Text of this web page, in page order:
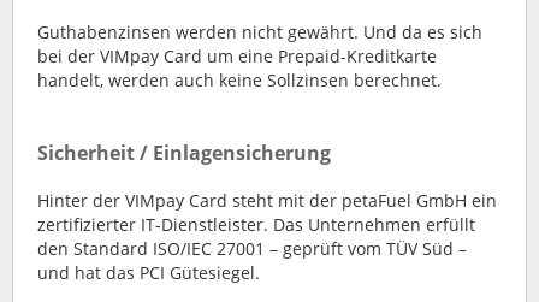
Guthabenzinsen werden nicht gewährt. Und da es sich
bei der VIMpay Card um eine Prepaid-Kreditkarte
handelt, werden auch keine Sollzinsen berechnet.
Sicherheit / Einlagensicherung
Hinter der VIMpay Card steht mit der petaFuel GmbH ein
zertifizierter IT-Dienstleister. Das Unternehmen erfüllt
den Standard ISO/IEC 27001 – geprüft vom TÜV Süd –
und hat das PCI Gütesiegel.